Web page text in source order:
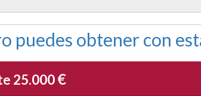
puedes obtener con
25.000€